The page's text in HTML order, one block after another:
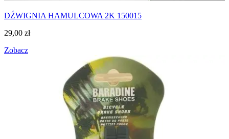
DŹWIGNIA HAMULCOWA 2K 150015
29,00 zł
Zobacz